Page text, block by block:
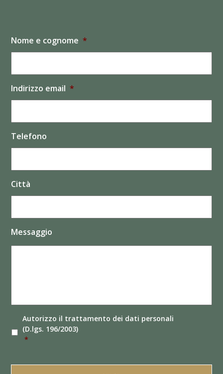
Nome e cognome *
Indirizzo email *
Telefono
Città
Messaggio
Autorizzo il trattamento dei dati personali
(D.lgs. 196/2003)
*